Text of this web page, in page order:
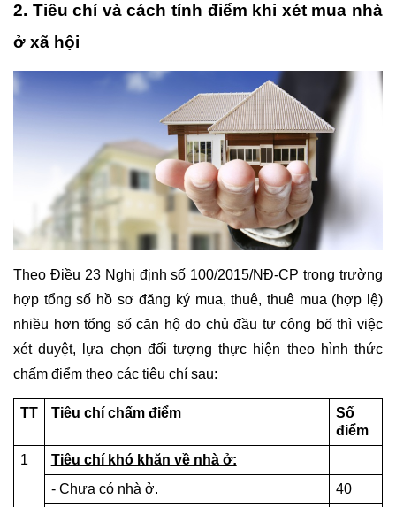
2. Tiêu chí và cách tính điểm khi xét mua nhà
ở xã hội
Theo Điều 23 Nghị định số 100/2015/NĐ-CP trong trường
hợp tổng số hồ sơ đăng ký mua, thuê, thuê mua (hợp lệ)
nhiều hơn tổng số căn hộ do chủ đầu tư công bố thì việc
xét duyệt, lựa chọn đối tượng thực hiện theo hình thức
chấm điểm theo các tiêu chí sau:
TT Tiêu chí chấm điểm
Số
điểm
1
Tiêu chí khó khăn về nhà ở:
- Chưa có nhà ở.
40